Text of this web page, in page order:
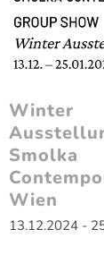
Winter
Smolka
Wien
13.12.2024 -